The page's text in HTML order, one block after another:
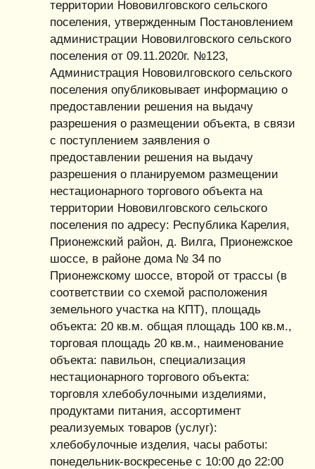
территории Нововилговского сельского
поселения, утвержденным Постановлением
администрации Нововилговского сельского
поселения от 09.11.2020г. №123,
Администрация Нововилговского сельского
поселения опубликовывает информацию о
предоставлении решения на выдачу
разрешения о размещении объекта, в связи
с поступлением заявления о
предоставлении решения на выдачу
разрешения о планируемом размещении
нестационарного торгового объекта на
территории Нововилговского сельского
поселения по адресу: Республика Карелия,
Прионежский район, д. Вилга, Прионежское
шоссе, в районе дома № 34 по
Прионежскому шоссе, второй от трассы (в
соответствии со схемой расположения
земельного участка на КПТ), площадь
объекта: 20 кв.м. общая площадь 100 кв.м.,
торговая площадь 20 кв.м., наименование
объекта: павильон, специализация
нестационарного торгового объекта:
торговля хлебобулочными изделиями,
продуктами питания, ассортимент
реализуемых товаров (услуг):
хлебобулочные изделия, часы работы:
понедельник-воскресенье с 10:00 до 22:00